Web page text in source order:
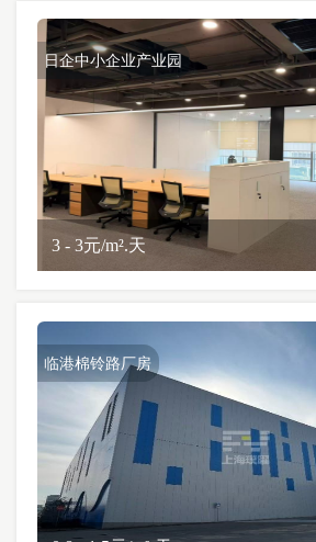
日企中小企业产业园
3 - 3元/m².天
临港棉铃路厂房